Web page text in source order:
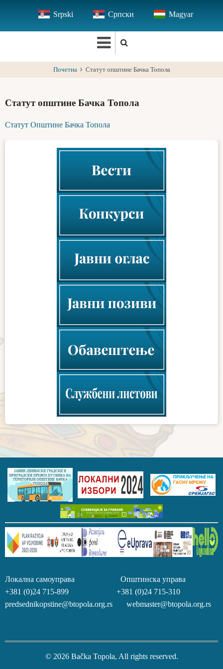
main
Srpski Српски Magyar
Почетна Статут општине Бачка Топола
Статут општине Бачка Топола
Статут Општине Бачка Топола
Локална самоуправа Општинска управа
+381 (0)24 715-899 +381 (0)24 715-310
predsednikopstine@btopola.org.rs webmaster@btopola.org.rs
© 2026 Bačka Topola, All rights reserved.